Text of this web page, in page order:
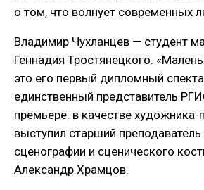
о том, что волнует современных
Владимир Чухланцев — студент
Геннадия Тростянецкого.
это его первый дипломный
единственный представитель
премьере: в качестве
выступил старший
сценографии и сценического
Александр Храмцов.